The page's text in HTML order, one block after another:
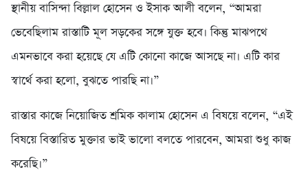
স্থানীয় বাসিন্দা বিল্লাল হোসেন ও ইসাক আলী বলেন, “আমরা
ভেবেছিলাম রাস্তাটি মূল সড়কের সঙ্গে যুক্ত হবে। কিন্তু মাঝপথে
এমনভাবে করা হয়েছে যে এটি কোনো কাজে আসছে না। এটি কার
স্বার্থে করা হলো, বুঝতে পারছি না।”
রাস্তার কাজে নিয়োজিত শ্রমিক কালাম হোসেন এ বিষয়ে বলেন, “এই
বিষয়ে বিস্তারিত মুক্তার ভাই ভালো বলতে পারবেন, আমরা শুধু কাজ
করেছি।”